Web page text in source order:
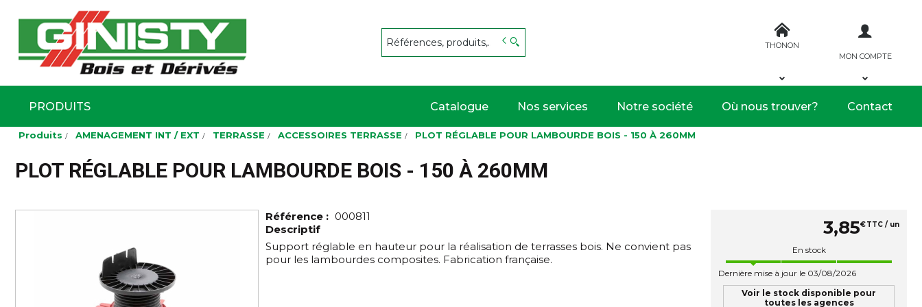
Aller
principal
THONON
MON COMPTE
PRODUITS Catalogue Nos services Notre société Où nous trouver? Contact
Produits AMENAGEMENT INT / EXT TERRASSE ACCESSOIRES TERRASSE PLOT RÉGLABLE POUR LAMBOURDE BOIS - 150 À 260MM
PLOT RÉGLABLE POUR LAMBOURDE BOIS - 150 À 260MM
Référence : 000811
Descriptif
Support réglable en hauteur pour la réalisation de terrasses bois. Ne convient pas
pour les lambourdes composites. Fabrication française.
3,85€TTC / un
En stock
Dernière mise à jour le 03/08/2026
Voir le stock disponible pour
toutes les agences